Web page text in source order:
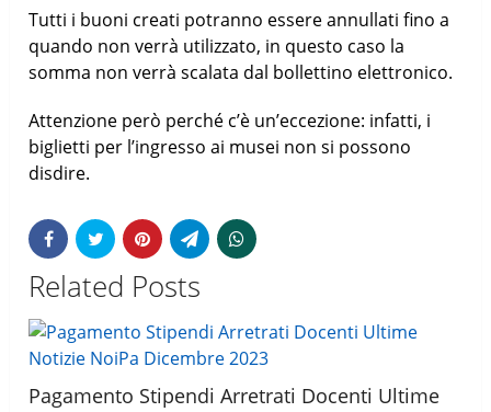
Tutti i buoni creati potranno essere annullati fino a
quando non verrà utilizzato, in questo caso la
somma non verrà scalata dal bollettino elettronico.
Attenzione però perché c’è un’eccezione: infatti, i
biglietti per l’ingresso ai musei non si possono
disdire.
Related Posts
Pagamento Stipendi Arretrati Docenti Ultime